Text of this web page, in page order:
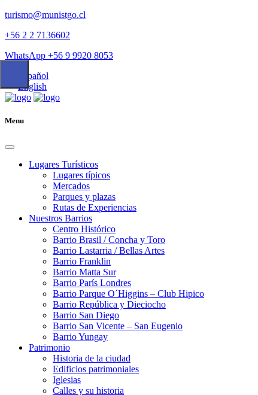
turismo@munistgo.cl
+56 2 2 7136602
WhatsApp +56 9 9920 8053
Español
English
Menu
Lugares Turísticos
Lugares tí­picos
Mercados
Parques y plazas
Rutas de Experiencias
Nuestros Barrios
Centro Histórico
Barrio Brasil / Concha y Toro
Barrio Lastarria / Bellas Artes
Barrio Franklin
Barrio Matta Sur
Barrio Parí­s Londres
Barrio Parque O´Higgins – Club Hipico
Barrio República y Dieciocho
Barrio San Diego
Barrio San Vicente – San Eugenio
Barrio Yungay
Patrimonio
Historia de la ciudad
Edificios patrimoniales
Iglesias
Calles y su historia